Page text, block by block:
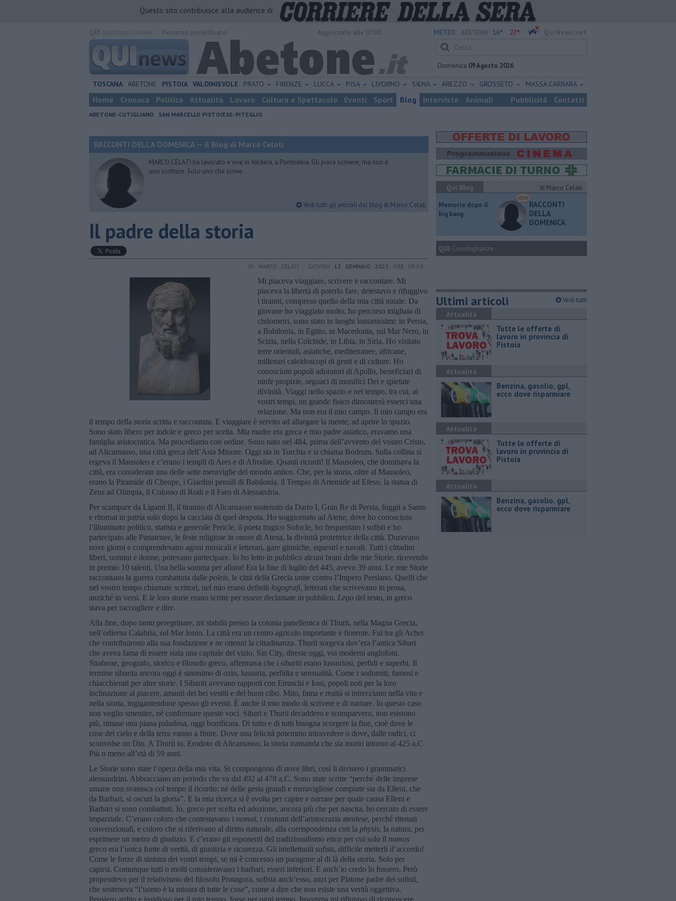
Questo sito contribuisce alla audience di
METEO: 16° 27°
Domenica 09 Agosto 2026
TOSCANA ABETONE PISTOIA VALDINIEVOLE PRATO FIRENZE LUCCA PISA LIVORNO SIENA AREZZO GROSSETO MASSA CARRARA
Home Cronaca Politica Attualità Lavoro Cultura e Spettacolo Eventi Sport Blog Interviste Animali Pubblicità Contatti
ABETONE-CUTIGLIANO SAN MARCELLO PISTOIESE-PITEGLIO
RACCONTI DELLA DOMENICA — il Blog di Marco Celati
MARCO CELATI ha lavorato e vive in Valdera, a Pontedera. Gli piace scrivere, ma non è
uno scrittore. Solo uno che scrive.
Vedi tutti gli articoli del blog di Marco Celati
Il padre della storia
DI MARCO CELATI - GIOVEDÌ 13 GENNAIO 2022 ORE 08:59
Mi piaceva viaggiare, scrivere e raccontare. Mi
piaceva la libertà di poterlo fare, detestavo e rifuggivo
i tiranni, compreso quello della mia città natale. Da
giovane ho viaggiato molto, ho percorso migliaia di
chilometri, sono stato in luoghi lontanissimi: in Persia,
a Babilonia, in Egitto, in Macedonia, sul Mar Nero, in
Scizia, nella Colchide, in Libia, in Siria. Ho visitato
terre orientali, asiatiche, mediterranee, africane,
millenari caleidoscopi di genti e di culture. Ho
conosciuto popoli adoratori di Apollo, beneficiari di
ninfe propizie, seguaci di munifici Dei e spietate
divinità. Viaggi nello spazio e nel tempo, tra cui, ai
vostri tempi, un grande fisico dimostrerà esserci una
relazione. Ma non era il mio campo. Il mio campo era
il tempo della storia scritta e raccontata. E viaggiare è servito ad allargare la mente, ad aprire lo spazio.
Sono stato libero per indole e greco per scelta. Mia madre era greca e mio padre asiatico, eravamo una
famiglia aristocratica. Ma procediamo con ordine. Sono nato nel 484, prima dell’avvento del vostro Cristo,
ad Alicarnasso, una città greca dell’Asia Minore. Oggi sta in Turchia e si chiama Bodrum. Sulla collina si
ergeva il Mausoleo e c’erano i templi di Ares e di Afrodite. Quanti ricordi! Il Mausoleo, che dominava la
città, era considerato una delle sette meraviglie del mondo antico. Che, per la storia, oltre al Mausoleo,
erano la Piramide di Cheope, i Giardini pensili di Babilonia, il Tempio di Artemide ad Efeso, la statua di
Zeus ad Olimpia, il Colosso di Rodi e il Faro di Alessandria.
Per scampare da Ligami II, il tiranno di Alicarnasso sostenuto da Dario I, Gran Re di Persia, fuggii a Samo
e ritornai in patria solo dopo la cacciata di quel despota. Ho soggiornato ad Atene, dove ho conosciuto
l’illuminato politico, statista e generale Pericle, il poeta tragico Sofocle, ho frequentato i sofisti e ho
partecipato alle Panatenee, le feste religiose in onore di Atena, la divinità protettrice della città. Duravano
nove giorni e comprendevano agoni musicali e letterari, gare ginniche, equestri e navali. Tutti i cittadini
liberi, uomini e donne, potevano partecipare. Io ho letto in pubblico alcuni brani delle mie Storie, ricevendo
in premio 10 talenti. Una bella somma per allora! Era la fine di luglio del 445, avevo 39 anni. Le mie Storie
raccontano la guerra combattuta dalle poleis, le città della Grecia unite contro l’Impero Persiano. Quelli che
nel vostro tempo chiamate scrittori, nel mio erano definiti logografi, letterati che scrivevano in prosa,
anziché in versi. E le loro storie erano scritte per essere declamate in pubblico. Lego del resto, in greco
stava per raccogliere e dire.
Alla fine, dopo tanto peregrinare, mi stabilii presso la colonia panellenica di Thurii, nella Magna Grecia,
nell’odierna Calabria, sul Mar Ionio. La città era un centro agricolo importante e fiorente. Fui tra gli Achei
che contribuirono alla sua fondazione e ne ottenni la cittadinanza. Thurii sorgeva dov’era l’antica Sibari
che aveva fama di essere stata una capitale del vizio. Sin City, direste oggi, voi moderni anglofoni.
Strabone, geografo, storico e filosofo greco, affermava che i sibariti erano lussuriosi, perfidi e superbi. Il
termine sibarita ancora oggi è sinonimo di ozio, lussuria, perfidia e sensualità. Come i sodomiti, famosi e
chiacchierati per altre storie. I Sibariti avevano rapporti con Etruschi e Ioni, popoli noti per la loro
inclinazione al piacere, amanti dei bei vestiti e del buon cibo. Mito, fama e realtà si intrecciano nella vita e
nella storia, ingigantendone spesso gli eventi. È anche il mio modo di scrivere e di narrare. In questo caso
non voglio smentire, né confermare queste voci. Sibari e Thurii decaddero e scomparvero, non esistono
più, rimase una piana paludosa, oggi bonificata. Di tutto e di tutti bisogna scorgere la fine, cioè dove le
cose del cielo e della terra vanno a finire. Dove una felicità potemmo intravedere o dove, dalle radici, ci
sconvolse un Dio. A Thurii io, Erodoto di Alicarnasso, la storia tramanda che sia morto intorno al 425 a.C.
Più o meno all’età di 59 anni.
Le Storie sono state l’opera della mia vita. Si compongono di nove libri, così li divisero i grammatici
alessandrini. Abbracciano un periodo che va dal 492 al 478 a.C. Sono state scritte “perché delle imprese
umane non svanisca col tempo il ricordo; né delle gesta grandi e meravigliose compiute sia da Elleni, che
da Barbari, si oscuri la gloria”. E la mia ricerca si è svolta per capire e narrare per quale causa Elleni e
Barbari si sono combattuti. Io, greco per scelta ed adozione, ancora più che per nascita, ho cercato di essere
imparziale. C’erano coloro che contestavano i nomoi, i costumi dell’aristocrazia ateniese, perché ritenuti
convenzionali, e coloro che si riferivano al diritto naturale, alla corrispondenza con la physis, la natura, per
esprimere un metro di giudizio. E c’erano gli esponenti del tradizionalismo etico per cui solo il nomos
greco era l’unica fonte di verità, di giustizia e sicurezza. Gli intellettuali sofisti, difficile metterli d’accordo!
Come le forze di sinistra dei vostri tempi, se mi è concesso un paragone al di là della storia. Solo per
capirsi. Comunque tutti o molti consideravano i barbari, esseri inferiori. E anch’io credo lo fossero. Però
propendevo per il relativismo del filosofo Protagora, sofista anch’esso, anzi per Platone padre dei sofisti,
che sosteneva “l’uomo è la misura di tutte le cose”, come a dire che non esiste una verità oggettiva.
Pensiero ardito e insidioso per il mio tempo, forse per ogni tempo. Insomma mi rifiutavo di riconoscere
Qui Blog
di Marco Celati
Memorie dopo il
big bang
RACCONTI
DELLA
DOMENICA
QUI Condoglianze
Ultimi articoli Vedi tutti
Attualità
​Tutte le offerte di
lavoro in provincia di
Pistoia
Attualità
​Benzina, gasolio, gpl,
ecco dove risparmiare
Attualità
​Tutte le offerte di
lavoro in provincia di
Pistoia
Attualità
​Benzina, gasolio, gpl,
ecco dove risparmiare